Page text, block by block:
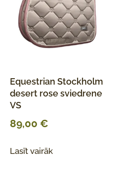
Equestrian Stockholm
desert rose sviedrene
VS
89,00 €
Lasīt vairāk